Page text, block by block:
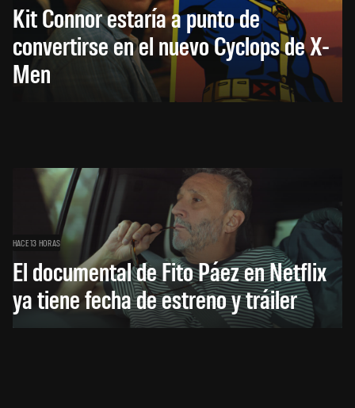
Kit Connor estaría a punto de
convertirse en el nuevo Cyclops de X-
Men
HACE 13 HORAS
El documental de Fito Páez en Netflix
ya tiene fecha de estreno y tráiler